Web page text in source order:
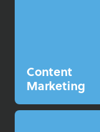
Content
Marketing